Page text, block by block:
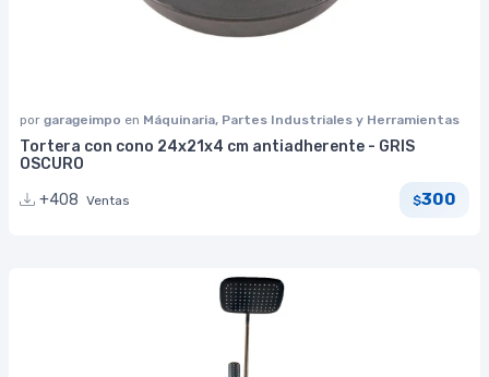
por garageimpo en Máquinaria, Partes Industriales y Herramientas
Tortera con cono 24x21x4 cm antiadherente - GRIS
OSCURO
+408 Ventas $300